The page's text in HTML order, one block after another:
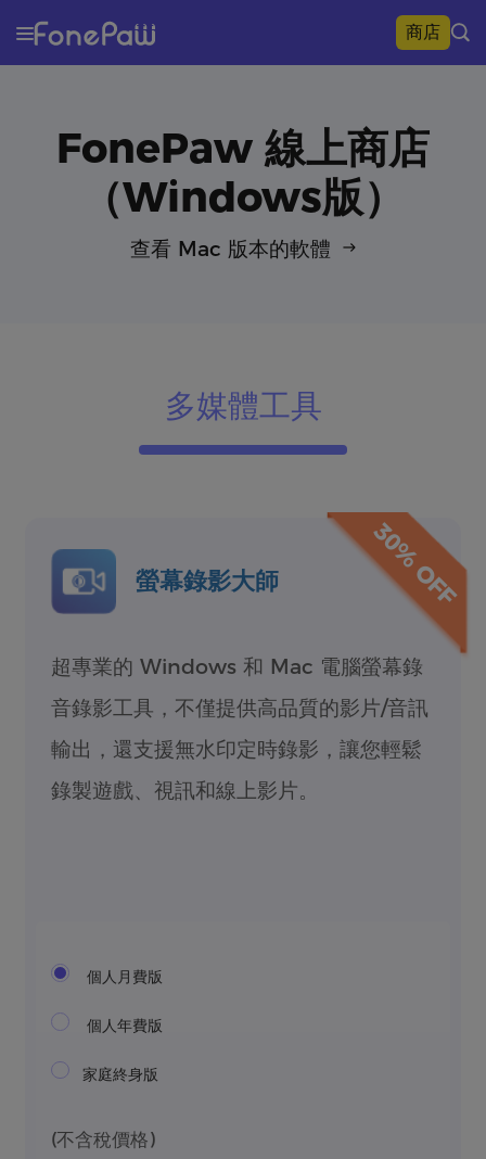
商店
FonePaw 線上商店
（Windows版）
查看 Mac 版本的軟體
多媒體工具
30% OFF
螢幕錄影大師
超專業的 Windows 和 Mac 電腦螢幕錄
音錄影工具，不僅提供高品質的影片/音訊
輸出，還支援無水印定時錄影，讓您輕鬆
錄製遊戲、視訊和線上影片。
個人月費版
個人年費版
家庭終身版
(不含稅價格)